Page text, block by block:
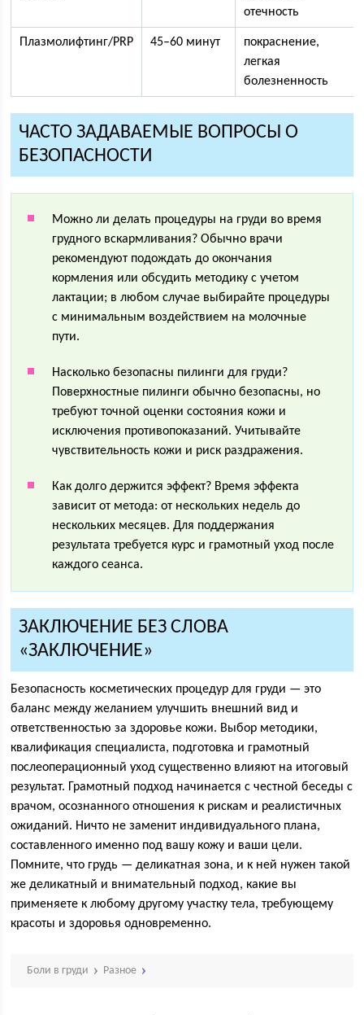
отечность
Плазмолифтинг/PRP 45–60 минут
покраснение,
легкая
болезненность
ЧАСТО ЗАДАВАЕМЫЕ ВОПРОСЫ О
БЕЗОПАСНОСТИ
Можно ли делать процедуры на груди во время
грудного вскармливания? Обычно врачи
рекомендуют подождать до окончания
кормления или обсудить методику с учетом
лактации; в любом случае выбирайте процедуры
с минимальным воздействием на молочные
пути.
Насколько безопасны пилинги для груди?
Поверхностные пилинги обычно безопасны, но
требуют точной оценки состояния кожи и
исключения противопоказаний. Учитывайте
чувствительность кожи и риск раздражения.
Как долго держится эффект? Время эффекта
зависит от метода: от нескольких недель до
нескольких месяцев. Для поддержания
результата требуется курс и грамотный уход после
каждого сеанса.
ЗАКЛЮЧЕНИЕ БЕЗ СЛОВА
«ЗАКЛЮЧЕНИЕ»
Безопасность косметических процедур для груди — это
баланс между желанием улучшить внешний вид и
ответственностью за здоровье кожи. Выбор методики,
квалификация специалиста, подготовка и грамотный
послеоперационный уход существенно влияют на итоговый
результат. Грамотный подход начинается с честной беседы с
врачом, осознанного отношения к рискам и реалистичных
ожиданий. Ничто не заменит индивидуального плана,
составленного именно под вашу кожу и ваши цели.
Помните, что грудь — деликатная зона, и к ней нужен такой
же деликатный и внимательный подход, какие вы
применяете к любому другому участку тела, требующему
красоты и здоровья одновременно.
Боли в груди Разное